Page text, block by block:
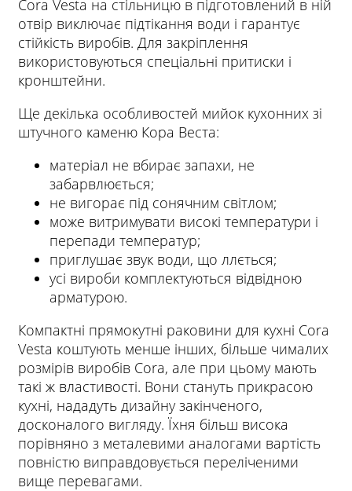
Cora Vesta на стільницю в підготовлений в ній
отвір виключає підтікання води і гарантує
стійкість виробів. Для закріплення
використовуються спеціальні притиски і
кронштейни.
Ще декілька особливостей мийок кухонних зі
штучного каменю Кора Веста:
матеріал не вбирає запахи, не
забарвлюється;
не вигорає під сонячним світлом;
може витримувати високі температури і
перепади температур;
приглушає звук води, що ллється;
усі вироби комплектуються відвідною
арматурою.
Компактні прямокутні раковини для кухні Cora
Vesta коштують менше інших, більше чималих
розмірів виробів Cora, але при цьому мають
такі ж властивості. Вони стануть прикрасою
кухні, нададуть дизайну закінченого,
досконалого вигляду. Їхня більш висока
порівняно з металевими аналогами вартість
повністю виправдовується переліченими
вище перевагами.